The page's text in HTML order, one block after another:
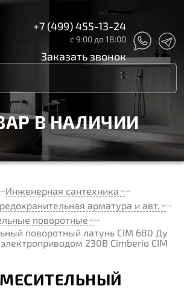
+7 (499) 455-13-24
с 9:00 до 18:00
Заказать звонок
В НАЛИЧИИ
Инженерная сантехника
арматура и авт.
поворотные
поворотный латунь CIM 680 Ду
230В Cimberio CIM